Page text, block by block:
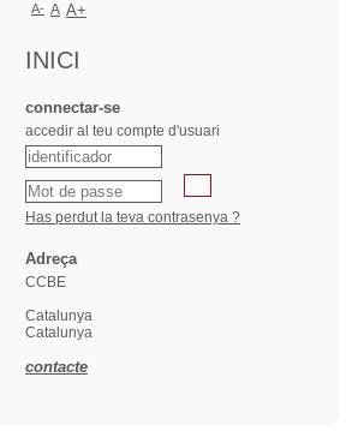
A- A A+
INICI
connectar-se
accedir al teu compte d'usuari
Has perdut la teva contrasenya ?
Adreça
CCBE
Catalunya
Catalunya
contacte